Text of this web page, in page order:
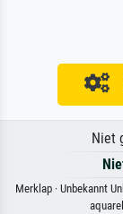
Niet
Merklap · Unbekannt